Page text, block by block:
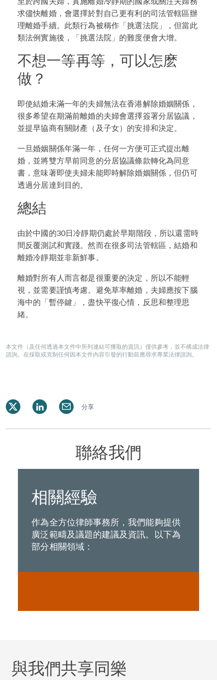
求儘快離婚，會選擇於對自己更有利的司法管轄區辦
理離婚手續。此類行為被稱作「挑選法院」，但當此
類法例實施後，「挑選法院」的難度便會大增。
不想一等再等，可以怎麽
做？
即使結婚未滿一年的夫婦無法在香港解除婚姻關係，
很多希望在期滿前離婚的夫婦會選擇簽署分居協議，
並提早協商有關財產（及子女）的安排和決定。
一旦婚姻關係年滿一年，任何一方便可正式提出離
婚，並將雙方早前同意的分居協議條款轉化為同意
書，意味著即使夫婦未能即時解除婚姻關係，但仍可
透過分居達到目的。
總結
由於中國的30日冷靜期仍處於早期階段，所以還需時
間反覆測試和實踐。然而在很多司法管轄區，結婚和
離婚冷靜期並非新鮮事。
離婚對所有人而言都是很重要的決定，所以不能輕
視，並需要謹慎考慮。避免草率離婚，夫婦應按下腦
海中的「暫停鍵」，盡快平復心情，反思和整理思
緒。
本文件（及任何透過本文件中所列連結可獲取的資訊）僅供參考，並不構成法律
諮詢。在採取或克制任何因本文件內容引發的行動前應尋求專業法律諮詢。
分享
聯絡我們
相關經驗
作為全方位律師事務所，我們能夠提供
廣泛範疇及議題的建議及資訊。以下為
部分相關領域：
與我們共享同樂